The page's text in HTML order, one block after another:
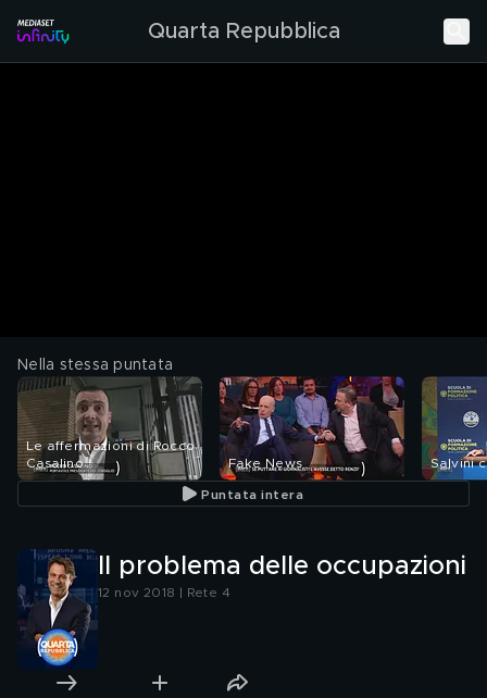
Quarta Repubblica
Nella stessa puntata
Le affermazioni di Rocco
Casalino
Fake News Salvini
Puntata intera
Il problema delle occupazioni
12 nov 2018 | Rete 4